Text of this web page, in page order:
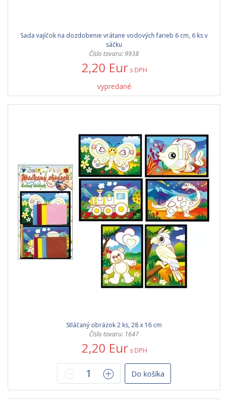
Sada vajíčok na dozdobenie vrátane vodových farieb 6 cm, 6 ks v
sáčku
Číslo tovaru: 9938
2,20 Eur s DPH
vypredané
Stláčaný obrázok 2 ks, 28 x 16 cm
Číslo tovaru: 1647
2,20 Eur s DPH
Do košíka